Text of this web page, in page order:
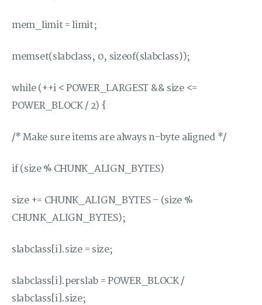
mem_limit = limit;
memset(slabclass, 0, sizeof(slabclass));
while (++i < POWER_LARGEST && size <=
POWER_BLOCK / 2) {
/* Make sure items are always n-byte aligned */
if (size % CHUNK_ALIGN_BYTES)
size += CHUNK_ALIGN_BYTES – (size %
CHUNK_ALIGN_BYTES);
slabclass[i].size = size;
slabclass[i].perslab = POWER_BLOCK /
slabclass[i].size;